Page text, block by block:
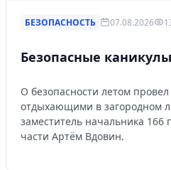
БЕЗОПАСНОСТЬ 07.08.2026
Безопасные
О безопасности летом
отдыхающими в загородном
заместитель начальника 166
части Артём Вдовин.